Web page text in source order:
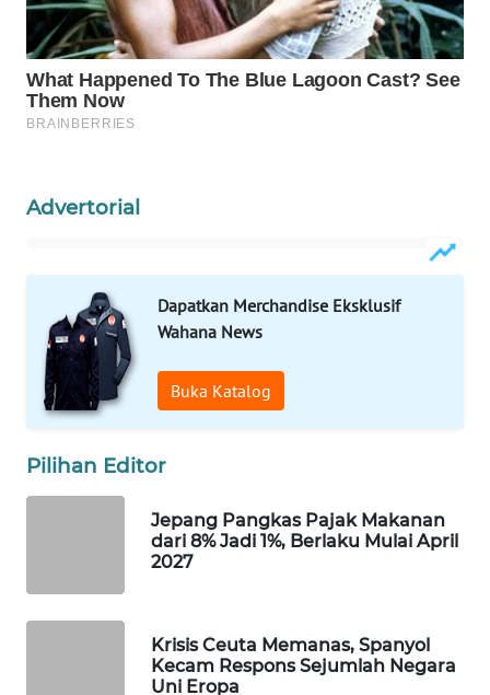
Advertorial
Dapatkan Merchandise Eksklusif
Wahana News
Buka Katalog
Pilihan Editor
Jepang Pangkas Pajak Makanan
dari 8% Jadi 1%, Berlaku Mulai April
2027
Krisis Ceuta Memanas, Spanyol
Kecam Respons Sejumlah Negara
Uni Eropa
PERSONA
WAHANA
OTOMOTIF
WISATA
LAPAK
WAHANA
Wahana
KONSUMEN
KELISTRIKAN